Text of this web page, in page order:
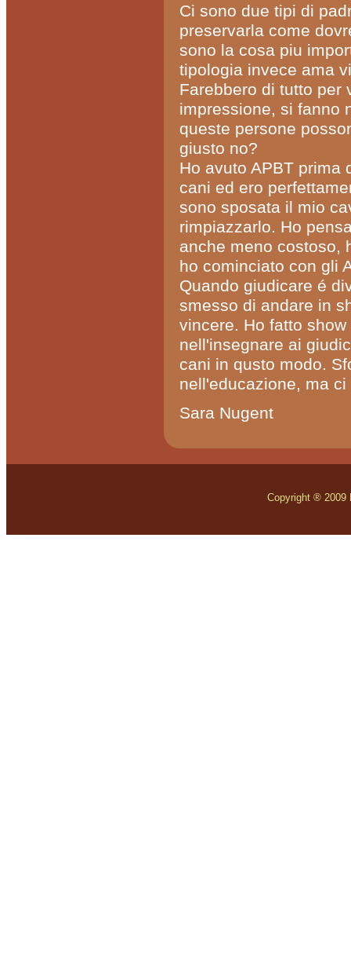
Ci sono due tipi di
preservarla come
sono la cosa piu
tipologia invece ama
Farebbero di tutto per
impressione, si fanno
queste persone
giusto no?
Ho avuto APBT prima
cani ed ero
sono sposata il mio
rimpiazzarlo. Ho
anche meno costoso,
ho cominciato con gli
Quando giudicare é
smesso di andare in
vincere. Ho fatto
nell'insegnare ai
cani in qusto modo.
nell'educazione, ma ci
Sara Nugent
Copyright ® 2009